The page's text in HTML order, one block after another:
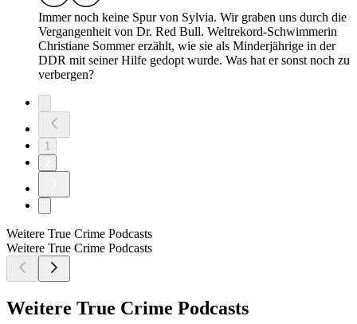
Immer noch keine Spur von Sylvia. Wir graben uns durch die
Vergangenheit von Dr. Red Bull. Weltrekord-Schwimmerin
Christiane Sommer erzählt, wie sie als Minderjährige in der
DDR mit seiner Hilfe gedopt wurde. Was hat er sonst noch zu
verbergen?
1
Weitere True Crime Podcasts
Weitere True Crime Podcasts
Weitere True Crime Podcasts